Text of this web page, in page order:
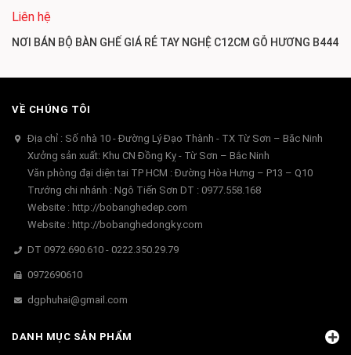
Liên hệ
NƠI BÁN BỘ BÀN GHẾ GIÁ RẺ TAY NGHỆ C12CM GỖ HƯƠNG B444
VỀ CHÚNG TÔI
Địa chỉ : Số nhà 10 - Đường Lý Đạo Thành - TX Từ Sơn – Băc Ninh
Xưởng sản xuất: Khu CN Đồng Kỵ - Từ Sơn – Bắc Ninh
Văn phòng đại diện tai TP HCM : Đường Hòa Hưng – P13 – Q10
Trướng chi nhánh : Ngô Tiến Sơn DT : 0977.558.168
Website : http://bobanghedep.com
Website : http://bobanghedongky.com
DT 0972.690.610 - 0222.350.29.79
0972690610
dgphuhai@gmail.com
DANH MỤC SẢN PHẨM